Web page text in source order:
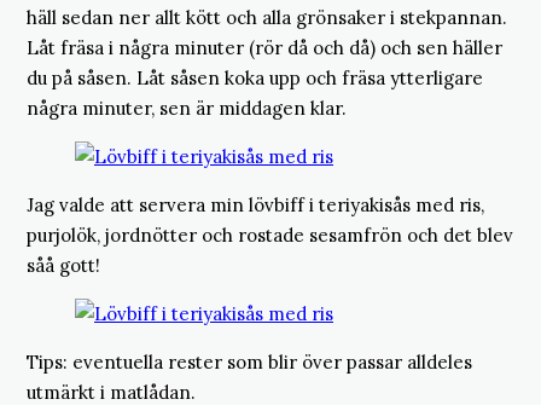
häll sedan ner allt kött och alla grönsaker i stekpannan.
Låt fräsa i några minuter (rör då och då) och sen häller
du på såsen. Låt såsen koka upp och fräsa ytterligare
några minuter, sen är middagen klar.
Jag valde att servera min lövbiff i teriyakisås med ris,
purjolök, jordnötter och rostade sesamfrön och det blev
såå gott!
Tips: eventuella rester som blir över passar alldeles
utmärkt i matlådan.